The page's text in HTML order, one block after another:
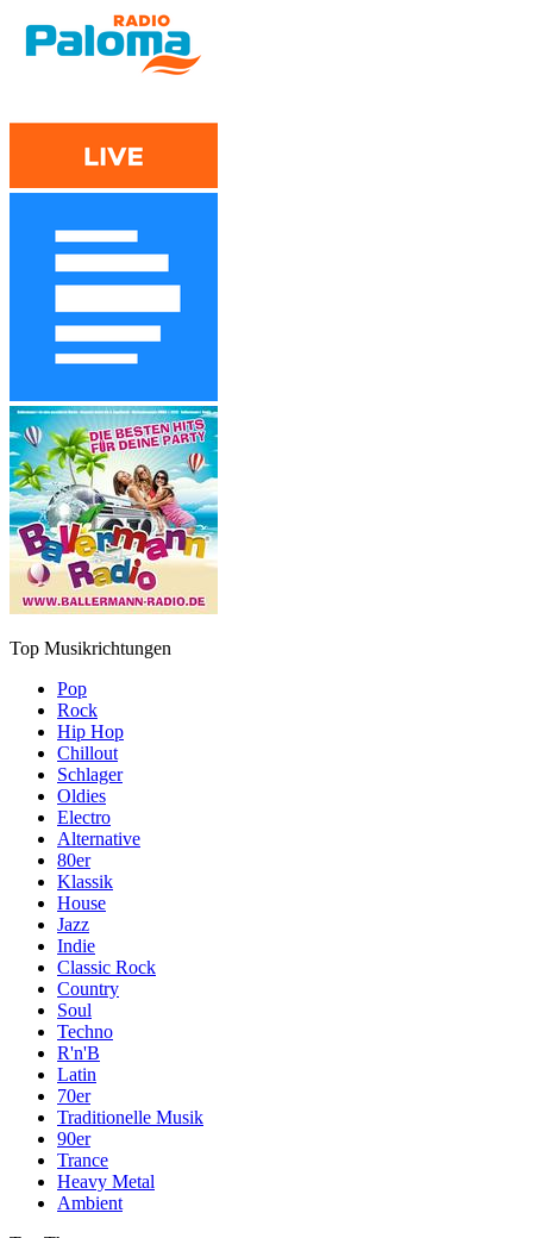
Top Musikrichtungen
Pop
Rock
Hip Hop
Chillout
Schlager
Oldies
Electro
Alternative
80er
Klassik
House
Jazz
Indie
Classic Rock
Country
Soul
Techno
R'n'B
Latin
70er
Traditionelle Musik
90er
Trance
Heavy Metal
Ambient